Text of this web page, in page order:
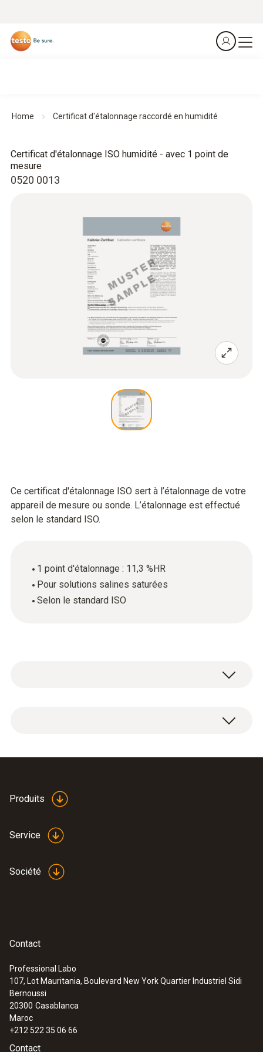
Home Certificat d'étalonnage raccordé en humidité
0520 0013
Certificat d'étalonnage ISO humidité - avec 1 point de
mesure
Ce certificat d'étalonnage ISO sert à l’étalonnage de votre
appareil de mesure ou sonde. L’étalonnage est effectué
selon le standard ISO.
1 point d'étalonnage : 11,3 %HR
Pour solutions salines saturées
Selon le standard ISO
Certificat d'étalonnage ISO humidité avec 1
:0554 0660
Kit de contrôle et d’ajustage pour
Produits
Service
Société
Contact
Professional Labo
107, Lot Mauritania, Boulevard New York Quartier Industriel Sidi
Bernoussi
20300 Casablanca
Maroc
+212 522 35 06 66
Contact